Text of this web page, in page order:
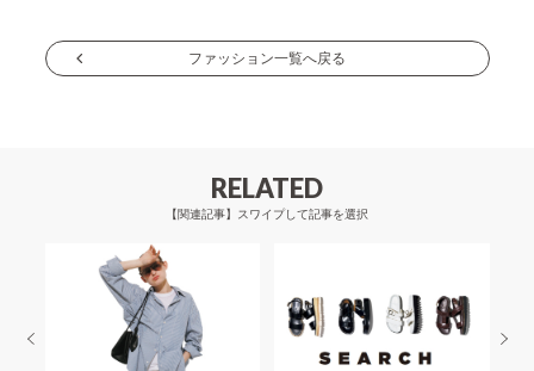
ナ
ファッション一覧へ戻る
RELATED
【関連記事】スワイプして記事を選択